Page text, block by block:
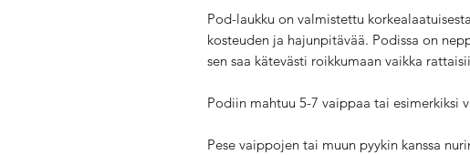
Pod-laukku on valmistettu
kosteuden ja hajunpitävää. Podissa on
sen saa kätevästi roikkumaan vaikka
Podiin mahtuu 5-7 vaippaa tai esimerkiksi
Pese vaippojen tai muun pyykin kanssa